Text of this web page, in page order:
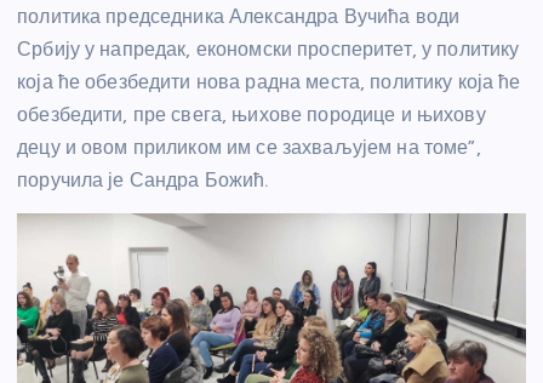
политика председника Александра Вучића води
Србију у напредак, економски просперитет, у политику
која ће обезбедити нова радна места, политику која ће
обезбедити, пре свега, њихове породице и њихову
децу и овом приликом им се захваљујем на томе”,
поручила је Сандра Божић.